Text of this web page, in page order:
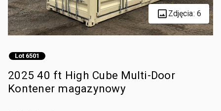
Zdjęcia: 6
Lot 6501
2025 40 ft High Cube Multi-Door
Kontener magazynowy